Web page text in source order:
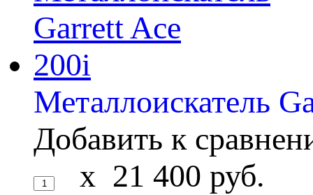
Металлоискатель
Добавить к
x 21 400 руб.